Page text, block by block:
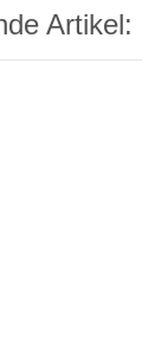
Artikel: